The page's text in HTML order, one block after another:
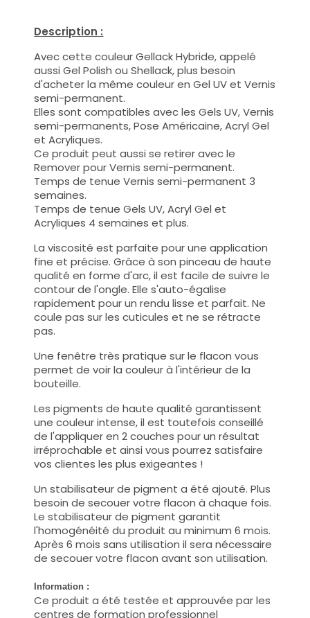
Description :
Avec cette couleur Gellack Hybride, appelé
aussi Gel Polish ou Shellack, plus besoin
d'acheter la même couleur en Gel UV et Vernis
semi-permanent.
Elles sont compatibles avec les Gels UV, Vernis
semi-permanents, Pose Américaine, Acryl Gel
et Acryliques.
Ce produit peut aussi se retirer avec le
Remover pour Vernis semi-permanent.
Temps de tenue Vernis semi-permanent 3
semaines.
Temps de tenue Gels UV, Acryl Gel et
Acryliques 4 semaines et plus.
La viscosité est parfaite pour une application
fine et précise. Grâce à son pinceau de haute
qualité en forme d'arc, il est facile de suivre le
contour de l'ongle. Elle s'auto-égalise
rapidement pour un rendu lisse et parfait. Ne
coule pas sur les cuticules et ne se rétracte
pas.
Une fenêtre très pratique sur le flacon vous
permet de voir la couleur à l'intérieur de la
bouteille.
Les pigments de haute qualité garantissent
une couleur intense, il est toutefois conseillé
de l'appliquer en 2 couches pour un résultat
irréprochable et ainsi vous pourrez satisfaire
vos clientes les plus exigeantes !
Un stabilisateur de pigment a été ajouté. Plus
besoin de secouer votre flacon à chaque fois.
Le stabilisateur de pigment garantit
l'homogénéité du produit au minimum 6 mois.
Après 6 mois sans utilisation il sera nécessaire
de secouer votre flacon avant son utilisation.
Information :
Ce produit a été testée et approuvée par les
centres de formation professionnel